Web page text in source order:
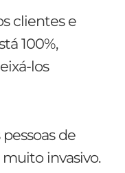
clientes e
100%,
los
de
invasivo.